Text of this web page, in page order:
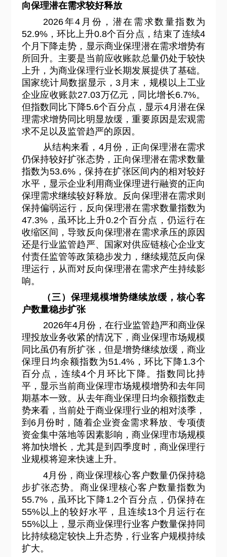
向保理潜在需求较好释放
2026年4月份，潜在需求数量指数为
52.9%，环比上升0.8个百分点，结束了连续4
个月下降走势，显示商业保理潜在需求增势有
所回升。主要是当前应收账款总量仍处于较快
上升，为商业保理行业长期发展提供了基础。
国家统计局数据显示，3月末，规模以上工业
企业应收账款27.03万亿元，同比增长6.7%。
但指数同比下降5.6个百分点，显示4月潜在保
理需求增势同比明显放缓，重要原因是宏观需
求不足以及监管趋严的原因。
从结构来看，4月份，正向保理潜在需求
仍保持较好扩张态势，正向保理潜在需求数量
指数为53.6%，保持在扩张区间内的相对较好
水平，显示企业利用商业保理进行融资的正向
保理需求继续较好释放。反向保理潜在需求则
保持偏弱运行，反向保理潜在需求数量指数为
47.3%，虽环比上升0.2个百分点，仍运行在
收缩区间，导致反向保理潜在需求承压的原因
还是行业监管趋严、国家对供应链核心企业支
付责任监管等政策稳步发力，继续规范反向保
理运行，从而对反向保理潜在需求产生持续影
响。
（三）保理规模增势继续放缓，核心客
户数量稳步扩张
2026年4月份，在行业监管趋严和商业保
理投放业务收紧的情况下，商业保理市场规模
同比虽仍有所扩张，但是增势继续放缓，商业
保理日均余额指数为51.4%，环比下降1.3个
百分点，连续4个月环比下降。指数同比持
平，显示当前商业保理市场规模增势和去年同
期基本一致。从去年商业保理日均余额指数走
势来看，当前处于商业保理行业的相对淡季，
到6月份时，随着企业资金需求释放、专项债
资金集中落地等因素影响，商业保理市场规模
将加快增长，尤其是到四季度时，商业保理行
业规模将迎来快速上升。
4 月份，商业保理核心客户数量仍保持稳
步扩张态势。商业保理核心客户数量指数为
55.7%，虽环比下降1.2个百分点，仍保持在
55%以上的较好水平，且连续13个月运行在
55%以上，显示商业保理行业客户数量保持同
比持续稳定较快上升态势，行业客户规模持续
扩大。